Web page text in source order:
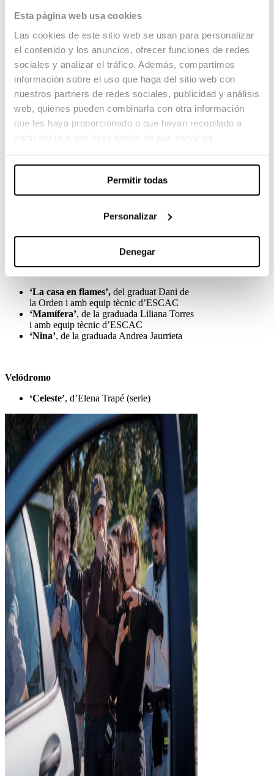
Esta página web usa cookies
Las cookies de este sitio web se usan para personalizar
el contenido y los anuncios, ofrecer funciones de redes
sociales y analizar el tráfico. Además, compartimos
información sobre el uso que haga del sitio web con
nuestros partners de redes sociales, publicidad y análisis
web, quienes pueden combinarla con otra información
que les haya proporcionado o que hayan recopilado a
Permitir todas
Personalizar
Denegar
muntatge d’Andrés Gil (ESCAC) (serie)
graduat José Tirado
‘Tardes de soledad’, Muntatge d’Ariadna
Ribas (ESCAC) i Albert Serra
A més, el Premi Donostia d’enguany serà per
a Pedro Almodóvar
‘La habitación de al lado’, amb fotografia
del graduat Eduard Grau
‘Los últimos románticos’, del graduat
David Pérez Sañudo
Curtmetratges
, del graduat Mikel
‘Lola, Lolita, Lolaza’, de la graduada
Made in Spain
‘La casa en flames’, del graduat Dani de
la Orden i amb equip tècnic d’ESCAC
‘Mamífera’, de la graduada Liliana Torres
i amb equip tècnic d’ESCAC
‘Nina’, de la graduada Andrea Jaurrieta
Velódromo
‘Celeste’, d’Elena Trapé (serie)